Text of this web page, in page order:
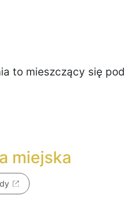
to mieszczący się pod
miejska